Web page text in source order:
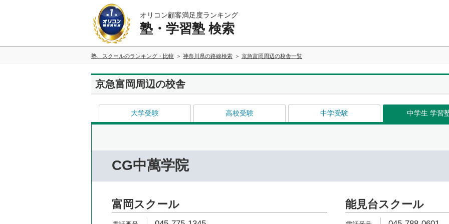
オリコン顧客満足度ランキング
塾・学習塾 検索
塾、スクールのランキング・比較 神奈川県の路線検索 京急富岡周辺の校舎一覧
京急富岡周辺の校舎
大学受験 高校受験 中学受験 中学生 学習
CG中萬学院
富岡スクール 能見台スクール